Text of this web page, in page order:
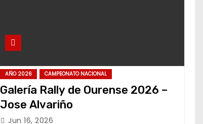
AÑO 2026 CAMPEONATO NACIONAL
Galería Rally de Ourense 2026 –
Jose Alvariño
Jun 16, 2026